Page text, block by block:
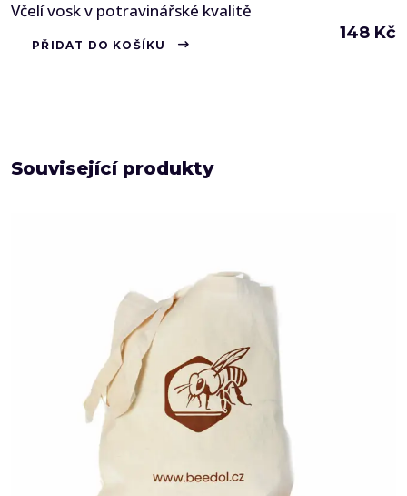
Včelí vosk v potravinářské kvalitě
148 Kč
PŘIDAT DO KOŠÍKU
Související produkty